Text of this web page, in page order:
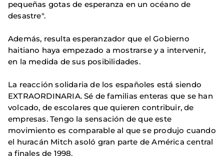
pequeñas gotas de esperanza en un océano de
desastre".
Además, resulta esperanzador que el Gobierno
haitiano haya empezado a mostrarse y a intervenir,
en la medida de sus posibilidades.
La reacción solidaria de los españoles está siendo
EXTRAORDINARIA. Sé de familias enteras que se han
volcado, de escolares que quieren contribuir, de
empresas. Tengo la sensación de que este
movimiento es comparable al que se produjo cuando
el huracán Mitch asoló gran parte de América central
a finales de 1998.